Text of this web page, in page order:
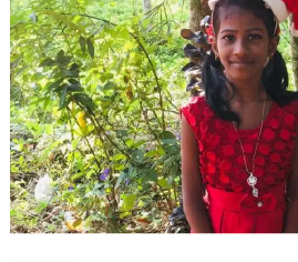
മാലാഖയായി എത്തിയത് മാർ
പ്രളയബാധിത പൂഞ്ഞാർ
പൊതുമരാമത്ത് മന്ത്രി പി.കെ.
പ്രതിഷേധാർഹം ബി ജെ പി
ഈരാറ്റുപേട്ട-വാഗമൺ റോഡിലെ
വിലക്ക്